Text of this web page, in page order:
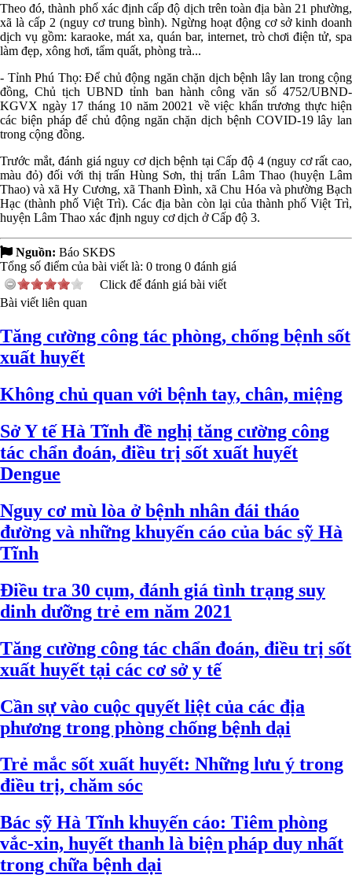
Theo đó, thành phố xác định cấp độ dịch trên toàn địa bàn 21 phường,
xã là cấp 2 (nguy cơ trung bình). Ngừng hoạt động cơ sở kinh doanh
dịch vụ gồm: karaoke, mát xa, quán bar, internet, trò chơi điện tử, spa
làm đẹp, xông hơi, tẩm quất, phòng trà...
- Tỉnh Phú Thọ: Để chủ động ngăn chặn dịch bệnh lây lan trong cộng
đồng, Chủ tịch UBND tỉnh ban hành công văn số 4752/UBND-
KGVX ngày 17 tháng 10 năm 20021 về việc khẩn trương thực hiện
các biện pháp để chủ động ngăn chặn dịch bệnh COVID-19 lây lan
trong cộng đồng.
Trước mắt, đánh giá nguy cơ dịch bệnh tại Cấp độ 4 (nguy cơ rất cao,
màu đỏ) đối với thị trấn Hùng Sơn, thị trấn Lâm Thao (huyện Lâm
Thao) và xã Hy Cương, xã Thanh Đình, xã Chu Hóa và phường Bạch
Hạc (thành phố Việt Trì). Các địa bàn còn lại của thành phố Việt Trì,
huyện Lâm Thao xác định nguy cơ dịch ở Cấp độ 3.
Nguồn: Báo SKĐS
Tổng số điểm của bài viết là: 0 trong 0 đánh giá
Click để đánh giá bài viết
Bài viết liên quan
Tăng cường công tác phòng, chống bệnh sốt
xuất huyết
Không chủ quan với bệnh tay, chân, miệng
Sở Y tế Hà Tĩnh đề nghị tăng cường công
tác chẩn đoán, điều trị sốt xuất huyết
Dengue
Nguy cơ mù lòa ở bệnh nhân đái tháo
đường và những khuyến cáo của bác sỹ Hà
Tĩnh
Điều tra 30 cụm, đánh giá tình trạng suy
dinh dưỡng trẻ em năm 2021
Tăng cường công tác chẩn đoán, điều trị sốt
xuất huyết tại các cơ sở y tế
Cần sự vào cuộc quyết liệt của các địa
phương trong phòng chống bệnh dại
Trẻ mắc sốt xuất huyết: Những lưu ý trong
điều trị, chăm sóc
Bác sỹ Hà Tĩnh khuyến cáo: Tiêm phòng
vắc-xin, huyết thanh là biện pháp duy nhất
trong chữa bệnh dại